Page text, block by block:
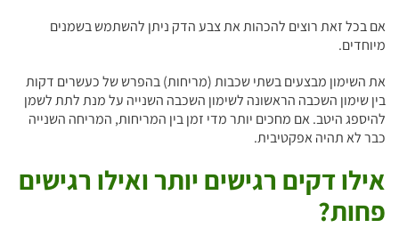
אם בכל זאת רוצים להכהות את צבע הדק ניתן להשתמש בשמנים
מיוחדים.
את השימון מבצעים בשתי שכבות (מריחות) בהפרש של כעשרים דקות
בין שימון השכבה הראשונה לשימון השכבה השנייה על מנת לתת לשמן
להיספג היטב. אם מחכים יותר מדי זמן בין המריחות, המריחה השנייה
כבר לא תהיה אפקטיבית.
אילו דקים רגישים יותר ואילו רגישים
פחות?